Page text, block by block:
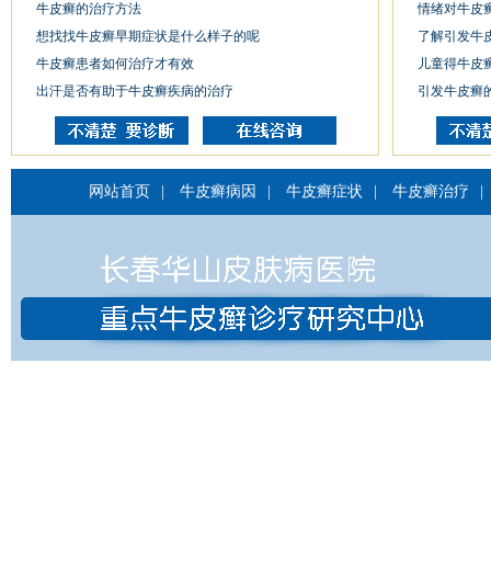
牛皮癣的治疗方法
想找找牛皮癣早期症状是什么样子的呢
牛皮癣患者如何治疗才有效
出汗是否有助于牛皮癣疾病的治疗
情绪对牛皮
了解引发牛
儿童得牛皮
引发牛皮癣
网站首页 牛皮癣病因 牛皮癣症状 牛皮癣治疗